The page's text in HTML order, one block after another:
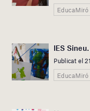
EducaMiró
IES
Publicat el
EducaMiró